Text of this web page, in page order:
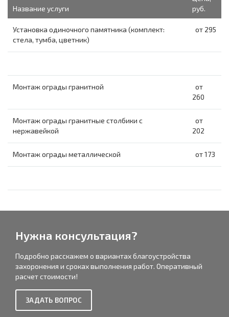
Название услуги
руб.
Установка одиночного памятника (комплект:
стела, тумба, цветник)
от 295
Монтаж ограды гранитной
от
260
Монтаж ограды гранитные столбики с
нержавейкой
от
202
Монтаж ограды металлической от 173
Нужна консультация?
Подробно расскажем о вариантах благоустройства
захоронения и сроках выполнения работ. Оперативный
расчет стоимости!
ЗАДАТЬ ВОПРОС